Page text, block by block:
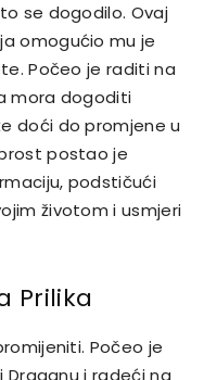
se dogodilo. Ovaj
omogućio mu je
Počeo je raditi na
mora dogoditi
doći do promjene u
postao je
podstičući
životom i usmjeri
Prilika
Počeo je
i radeći na